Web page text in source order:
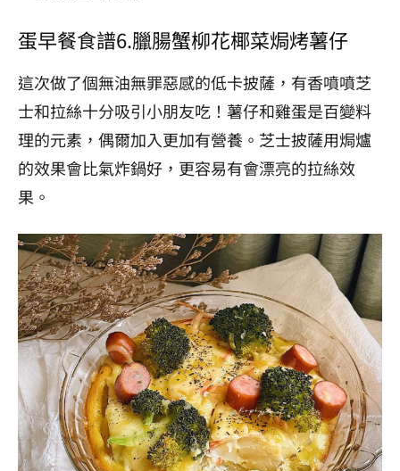
蛋早餐食譜6.臘腸蟹柳花椰菜焗烤薯仔
這次做了個無油無罪惡感的低卡披薩，有香噴噴芝
士和拉絲十分吸引小朋友吃！薯仔和雞蛋是百變料
理的元素，偶爾加入更加有營養。芝士披薩用焗爐
的效果會比氣炸鍋好，更容易有會漂亮的拉絲效
果。